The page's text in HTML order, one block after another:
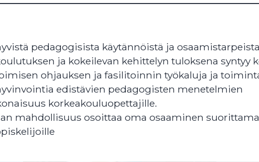
pedagogisista käytännöistä ja osaamistarpeista
ja kokeilevan kehittelyn tuloksena syntyy
ohjauksen ja fasilitoinnin työkaluja ja
edistävien pedagogisten menetelmien
korkeakouluopettajille.
mahdollisuus osoittaa oma osaaminen